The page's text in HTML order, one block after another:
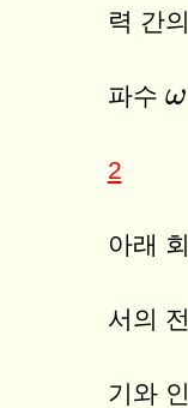
력 간
파수 ω
ω
2
아래
서의
기와